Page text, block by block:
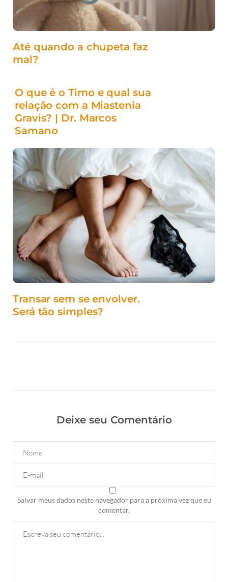
Até quando a chupeta faz
mal?
O que é o Timo e qual sua
relação com a Miastenia
Gravis? | Dr. Marcos
Samano
Transar sem se envolver.
Será tão simples?
Deixe seu Comentário
Salvar meus dados neste navegador para a próxima vez que eu
comentar.